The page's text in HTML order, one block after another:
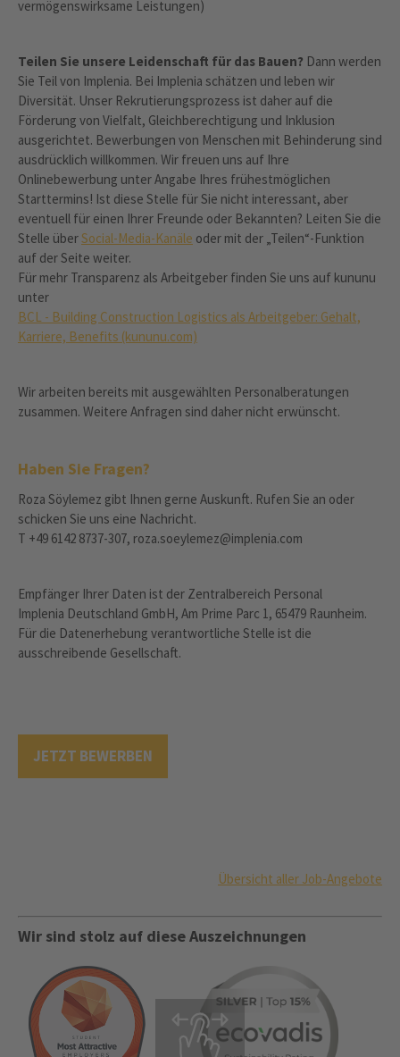
vermögenswirksame Leistungen)
Teilen Sie unsere Leidenschaft für das Bauen? Dann werden
Sie Teil von Implenia. Bei Implenia schätzen und leben wir
Diversität. Unser Rekrutierungsprozess ist daher auf die
Förderung von Vielfalt, Gleichberechtigung und Inklusion
ausgerichtet. Bewerbungen von Menschen mit Behinderung sind
ausdrücklich willkommen. Wir freuen uns auf Ihre
Onlinebewerbung unter Angabe Ihres frühestmöglichen
Starttermins! Ist diese Stelle für Sie nicht interessant, aber
eventuell für einen Ihrer Freunde oder Bekannten? Leiten Sie die
Stelle überSocial-Media-Kanäle oder mit der „Teilen“-Funktion
auf der Seite weiter.
Für mehr Transparenz als Arbeitgeber finden Sie uns auf kununu
unter
BCL - Building Construction Logistics als Arbeitgeber: Gehalt,
Karriere, Benefits (kununu.com)
Wir arbeiten bereits mit ausgewählten Personalberatungen
zusammen. Weitere Anfragen sind daher nicht erwünscht.
Haben Sie Fragen?
Roza Söylemez gibt Ihnen gerne Auskunft. Rufen Sie an oder
schicken Sie uns eine Nachricht.
T +49 6142 8737-307, roza.soeylemez@implenia.com
Empfänger Ihrer Daten ist der Zentralbereich Personal
Implenia Deutschland GmbH, Am Prime Parc 1, 65479 Raunheim.
Für die Datenerhebung verantwortliche Stelle ist die
ausschreibende Gesellschaft.
JETZT BEWERBEN
Übersicht aller Job-Angebote
Wir sind stolz auf diese Auszeichnungen